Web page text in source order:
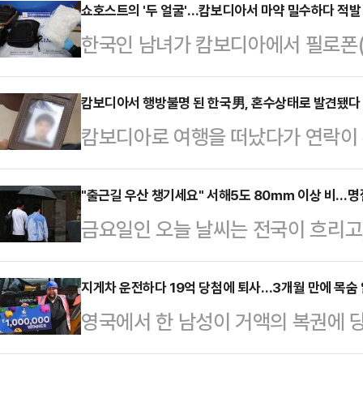
역이 아닌데다, 지난 2010년과
주당(2010년엔 무소속 김두관 후
충분히 흔들릴 가능성이 있는 지역
선거에 정치적 고차방정식이 적용
벌써부터 치열한 눈치싸움이 벌어
환된 지난 1995년…
쇼호스트의 '두 얼굴'…캄보디아서 마약 밀수하다 적발
한국인 남녀가 캄보디아에서 필로
속 송치됐다. 여성은 현지에서 활동
세청 인천공항본부세관은 29일 캄
국 국적인 30대 여성 A씨 및 남성
혔다.지난 4월 필로폰 11.77g을 담
(마약류관리법 위반)가 적용됐다.
정에서 가방 속 파우치와 밑바닥
개시했다.이후 수사팀은 화…
캄보디아서 행방불명 된 한국男, 혼수상태로 발견됐다
캄보디아로 여행을 떠났다가 연락
로 발견된 것으로 전해졌다.7일 전
디아 대사관으로부터 42살 이모씨
원 중환자실에 있다는 연락을 받았
의 상태를 확인한 뒤 가능하다면 한
다며, 현지 대사관과 정부의 지원을
이씨는 지난달 24일부터 5박6일
났다가 출국 사흘 뒤부터 갑자기…
"출근길 우산 챙기세요" 서해5도 80㎜ 이상 비…명
금요일인 오늘 날씨는 전국이 흐리
내리겠다. 남부 지방은 대체로 맑
"이날 오전부터 인천과 경기 북부,
경기 남부와 충남 북부로, 오후에는
예보했다.예상 강수량은 ▲경기
지게차 운전하다 19억 당첨에 퇴사…3개월 만에 목숨
영국에서 한 남성이 거액의 복권에
만에 후회하게 된 사연이 전해졌다